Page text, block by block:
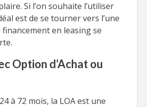
Si l’on souhaite l’utiliser
est de se tourner vers l’une
en leasing se
Option d’Achat ou
à 72 mois, la LOA est une